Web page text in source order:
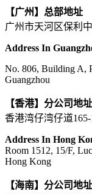
【广州】总部地址
广州市天河区保利
Address In
No. 806, Building A,
Guangzhou
【香港】分公司地址
香港湾仔湾仔道
Address In Hong
Room 1512, 15/F,
Hong Kong
【海南】分公司地址